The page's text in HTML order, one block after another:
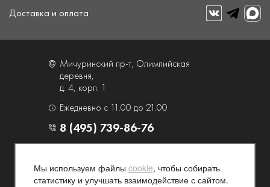
Доставка и оплата
Мичуринский пр-т, Олимпийская
деревня,
д. 4, корп. 1
Ежедневно с 11.00 до 21.00
8 (495) 739-86-76
Контакты и схема проезда
Наши преимущества
Мы используем файлы cookie, чтобы собирать
статистику и улучшать взаимодействие с сайтом.